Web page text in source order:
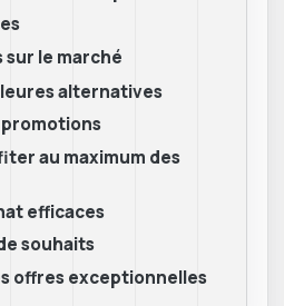
sur le marché
alternatives
au maximum des
efficaces
souhaits
offres exceptionnelles